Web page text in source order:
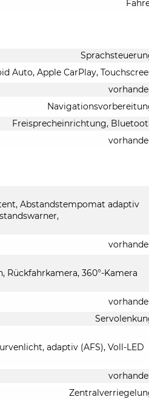
Auto, Apple CarPlay,
Freisprecheinrichtung,
Abstandstempomat adaptiv
Rückfahrkamera, 360°-Kamera
adaptiv (AFS), Voll-LED